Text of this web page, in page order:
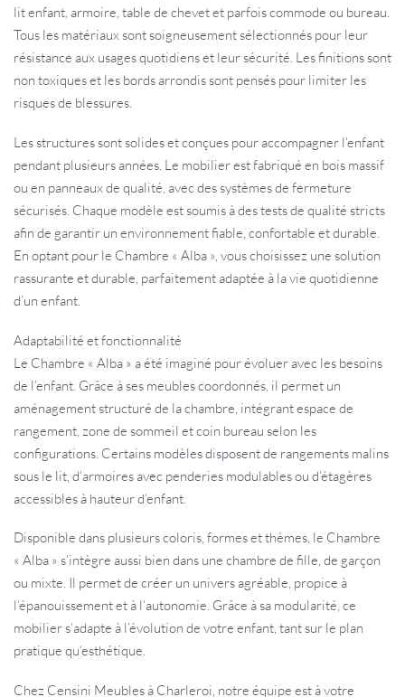
lit enfant, armoire, table de chevet et parfois commode ou bureau.
Tous les matériaux sont soigneusement sélectionnés pour leur
résistance aux usages quotidiens et leur sécurité. Les finitions sont
non toxiques et les bords arrondis sont pensés pour limiter les
risques de blessures.
Les structures sont solides et conçues pour accompagner l’enfant
pendant plusieurs années. Le mobilier est fabriqué en bois massif
ou en panneaux de qualité, avec des systèmes de fermeture
sécurisés. Chaque modèle est soumis à des tests de qualité stricts
afin de garantir un environnement fiable, confortable et durable.
En optant pour le Chambre « Alba », vous choisissez une solution
rassurante et durable, parfaitement adaptée à la vie quotidienne
d’un enfant.
Adaptabilité et fonctionnalité
Le Chambre « Alba » a été imaginé pour évoluer avec les besoins
de l’enfant. Grâce à ses meubles coordonnés, il permet un
aménagement structuré de la chambre, intégrant espace de
rangement, zone de sommeil et coin bureau selon les
configurations. Certains modèles disposent de rangements malins
sous le lit, d’armoires avec penderies modulables ou d’étagères
accessibles à hauteur d’enfant.
Disponible dans plusieurs coloris, formes et thèmes, le Chambre
« Alba » s’intègre aussi bien dans une chambre de fille, de garçon
ou mixte. Il permet de créer un univers agréable, propice à
l’épanouissement et à l’autonomie. Grâce à sa modularité, ce
mobilier s’adapte à l’évolution de votre enfant, tant sur le plan
pratique qu’esthétique.
Chez Censini Meubles à Charleroi, notre équipe est à votre